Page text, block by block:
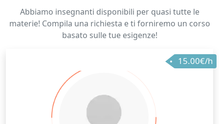
Abbiamo insegnanti disponibili per quasi tutte le
materie! Compila una richiesta e ti forniremo un corso
basato sulle tue esigenze!
15.00€/h